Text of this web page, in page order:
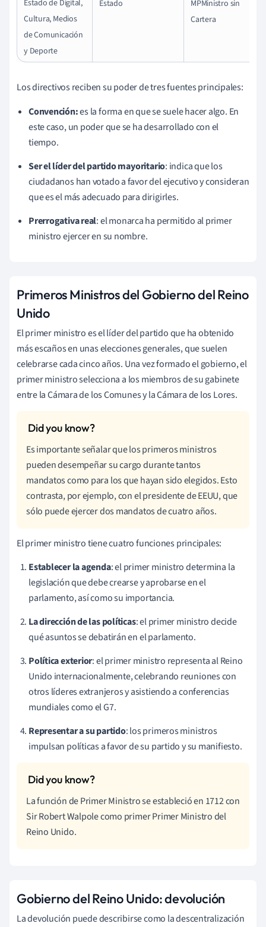
Estado de Digital,
Cultura, Medios
de Comunicación
y Deporte
Estado MPMinistro sin
Cartera
Los directivos reciben su poder de tres fuentes principales:
Convención:es la forma en que se suele hacer algo. En
este caso, un poder que se ha desarrollado con el
tiempo.
Ser el líder del partido mayoritario: indica que los
ciudadanos han votado a favor del ejecutivo y consideran
que es el más adecuado para dirigirles.
Prerrogativa real: el monarca ha permitido al primer
ministro ejercer en su nombre.
Primeros Ministros del Gobierno del Reino
Unido
El primer ministro es el líder del partido que ha obtenido
más escaños en unas elecciones generales, que suelen
celebrarse cada cinco años. Una vez formado el gobierno, el
primer ministro selecciona a los miembros de su gabinete
entre la Cámara de los Comunes y la Cámara de los Lores.
Es importante señalar que los primeros ministros
pueden desempeñar su cargo durante tantos
mandatos como para los que hayan sido elegidos. Esto
contrasta, por ejemplo, con el presidente de EEUU, que
sólo puede ejercer dos mandatos de cuatro años.
El primer ministro tiene cuatro funciones principales:
Establecer la agenda: el primer ministro determina la
legislación que debe crearse y aprobarse en el
parlamento, así como su importancia.
La dirección de las políticas: el primer ministro decide
qué asuntos se debatirán en el parlamento.
Política exterior: el primer ministro representa al Reino
Unido internacionalmente, celebrando reuniones con
otros líderes extranjeros y asistiendo a conferencias
mundiales como el G7.
Representar a su partido: los primeros ministros
impulsan políticas a favor de su partido y su manifiesto.
La función de Primer Ministro se estableció en 1712 con
Sir Robert Walpole como primer Primer Ministro del
Reino Unido.
Gobierno del Reino Unido: devolución
La devolución puede describirse como la descentralización